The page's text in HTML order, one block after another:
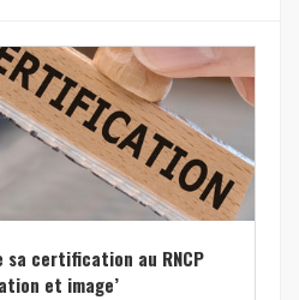
sa certification au RNCP
et image’